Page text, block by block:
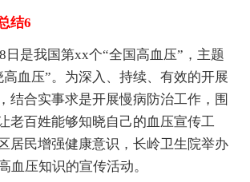
结6
日是我国第xx个“全国高血压”，主题
高血压”。为深入、持续、有效的开展
结合实事求是开展慢病防治工作，围
老百姓能够知晓自己的血压宣传工
居民增强健康意识，长岭卫生院举办
血压知识的宣传活动。